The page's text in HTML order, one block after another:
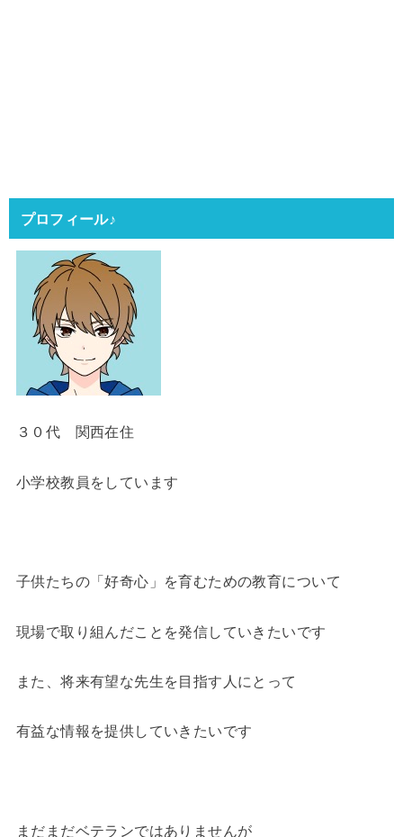
プロフィール♪
３０代 関西在住
小学校教員をしています
子供たちの「好奇心」を育むための教育について
現場で取り組んだことを発信していきたいです
また、将来有望な先生を目指す人にとって
有益な情報を提供していきたいです
まだまだベテランではありませんが